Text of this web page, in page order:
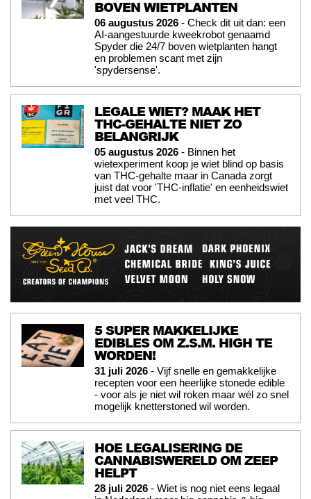
BOVEN WIETPLANTEN
06 augustus 2026 - Check dit uit dan: een
AI-aangestuurde kweekrobot genaamd
Spyder die 24/7 boven wietplanten hangt
en problemen scant met zijn
'spydersense'.
LEGALE WIET? MAAK HET
THC-GEHALTE NIET ZO
BELANGRIJK
05 augustus 2026 - Binnen het
wietexperiment koop je wiet blind op basis
van THC-gehalte maar in Canada zorgt
juist dat voor 'THC-inflatie' en eenheidswiet
met veel THC.
5 SUPER MAKKELIJKE
EDIBLES OM Z.S.M. HIGH TE
WORDEN!
31 juli 2026 - Vijf snelle en gemakkelijke
recepten voor een heerlijke stonede edible
- voor als je niet wil roken maar wél zo snel
mogelijk knetterstoned wil worden.
HOE LEGALISERING DE
CANNABISWERELD OM ZEEP
HELPT
28 juli 2026 - Wiet is nog niet eens legaal